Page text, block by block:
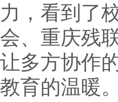
力，看到了
会、重庆残
让多方协作
教育的温暖